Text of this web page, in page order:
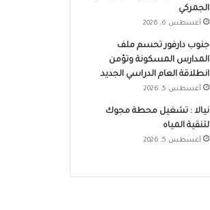
الجمركي
أغسطس 6, 2026
جنوب دارفور تحسم ملف
المدارس المسكونة وتؤمن
انطلاقة العام الدراسي الجديد
أغسطس 5, 2026
نيالا : تشغيل محطة مجوك
لتنقية المياه
أغسطس 5, 2026